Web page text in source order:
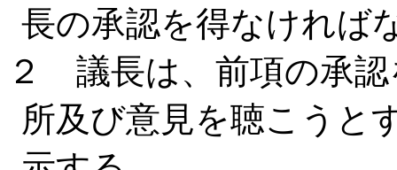
長の承認を得なければ
２ 議長は、前項の承
所及び意見を聴こうと